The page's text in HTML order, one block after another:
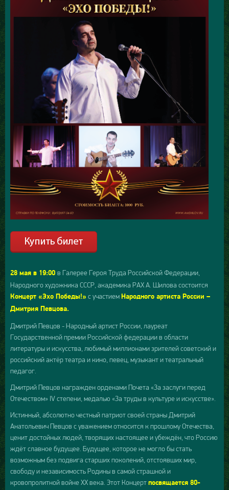
28 мая в 19:00 в Галерее Героя Труда Российской Федерации,
Народного художника СССР, академика РАХ А. Шилова состоится
Концерт «Эхо Победы!» с участием Народного артиста России –
Дмитрия Певцова.
Дмитрий Певцов - Народный артист России, лауреат
Государственной премии Российской федерации в области
литературы и искусства, любимый миллионами зрителей советский и
российский актёр театра и кино, певец, музыкант и театральный
педагог.
Дмитрий Певцов награжден орденами Почета «За заслуги перед
Отечеством» IV степени, медалью «За труды в культуре и искусстве».
Истинный, абсолютно честный патриот своей страны Дмитрий
Анатольевич Певцов с уважением относится к прошлому Отечества,
ценит достойных людей, творящих настоящее и убеждён, что Россию
ждёт славное будущее. Будущее, которое не могло бы стать
возможным без подвига старших поколений, отстоявших мир,
свободу и независимость Родины в самой страшной и
кровопролитной войне ХХ века. Этот Концерт посвящается 80-